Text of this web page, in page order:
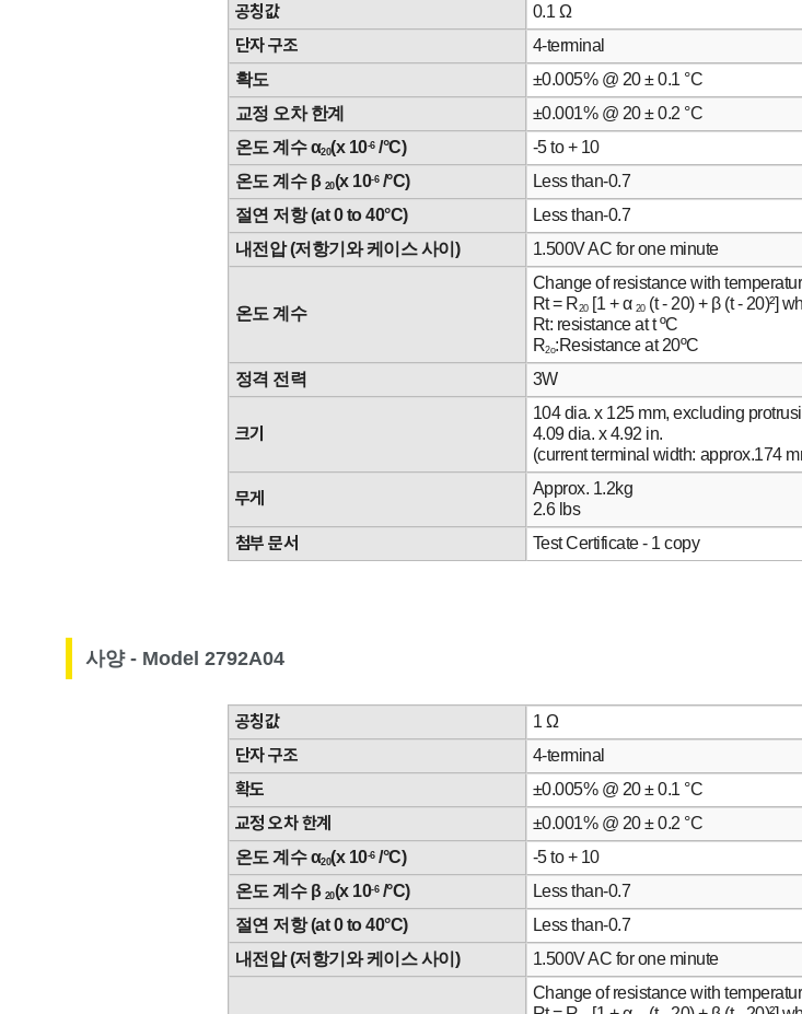
공칭값 0.1 Ω
단자 구조
4-terminal
확도
±0.005% @ 20 ± 0.1 °C
교정 오차 한계
±0.001% @ 20 ± 0.2 °C
온도 계수 α20(x 10-6/°C)
-5 to + 10
온도 계수 β 20(x 10-6/°C)
Less than-0.7
절연 저항 (at 0 to 40°C)
Less than-0.7
내전압 (저항기와 케이스 사이)
1.500V AC for one minute
온도 계수
Change of resistance with
Rt = R20[1 + α 20(t - 20) + β (t - 20)²]
Rt: resistance at t ºC
R2o:Resistance at 20ºC
정격 전력
3W
크기
104 dia. x 125 mm, excluding
4.09 dia. x 4.92 in.
(current terminal width: approx.174
무게
Approx. 1.2kg
2.6 lbs
첨부 문서 Test Certificate - 1 copy
사양 - Model 2792A04
공칭값 1 Ω
단자 구조 4-terminal
확도 ±0.005% @ 20 ± 0.1 °C
교정 오차 한계
±0.001% @ 20 ± 0.2 °C
온도 계수 α20(x 10-6/°C)
-5 to + 10
온도 계수 β 20(x 10-6/°C)
Less than-0.7
절연 저항 (at 0 to 40°C)
Less than-0.7
내전압 (저항기와 케이스 사이)
1.500V AC for one minute
Change of resistance with